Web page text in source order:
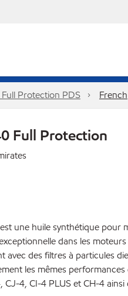
Protection PDS French
Full Protection
une huile synthétique
dans les
des filtres à particules
les mêmes
4, CI-4 PLUS et CH-4